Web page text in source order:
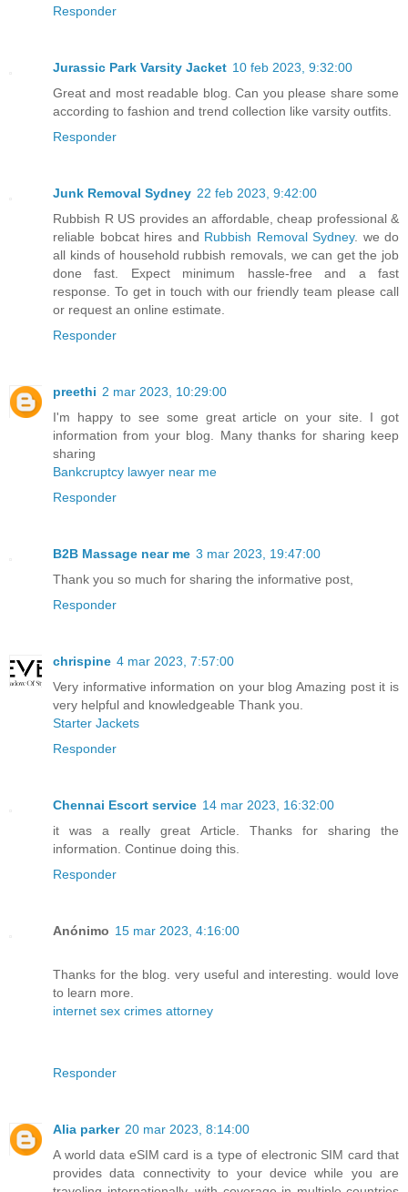
Responder
Jurassic Park Varsity Jacket 10 feb 2023, 9:32:00
Great and most readable blog. Can you please share some
according to fashion and trend collection like varsity outfits.
Responder
Junk Removal Sydney 22 feb 2023, 9:42:00
Rubbish R US provides an affordable, cheap professional &
reliable bobcat hires and Rubbish Removal Sydney. we do
all kinds of household rubbish removals, we can get the job
done fast. Expect minimum hassle-free and a fast
response. To get in touch with our friendly team please call
or request an online estimate.
Responder
preethi 2 mar 2023, 10:29:00
I'm happy to see some great article on your site. I got
information from your blog. Many thanks for sharing keep
sharing
Bankcruptcy lawyer near me
Responder
B2B Massage near me 3 mar 2023, 19:47:00
Thank you so much for sharing the informative post,
Responder
chrispine 4 mar 2023, 7:57:00
Very informative information on your blog Amazing post it is
very helpful and knowledgeable Thank you.
Starter Jackets
Responder
Chennai Escort service 14 mar 2023, 16:32:00
it was a really great Article. Thanks for sharing the
information. Continue doing this.
Responder
Anónimo 15 mar 2023, 4:16:00
Thanks for the blog. very useful and interesting. would love
to learn more.
internet sex crimes attorney
Responder
Alia parker 20 mar 2023, 8:14:00
A world data eSIM card is a type of electronic SIM card that
provides data connectivity to your device while you are